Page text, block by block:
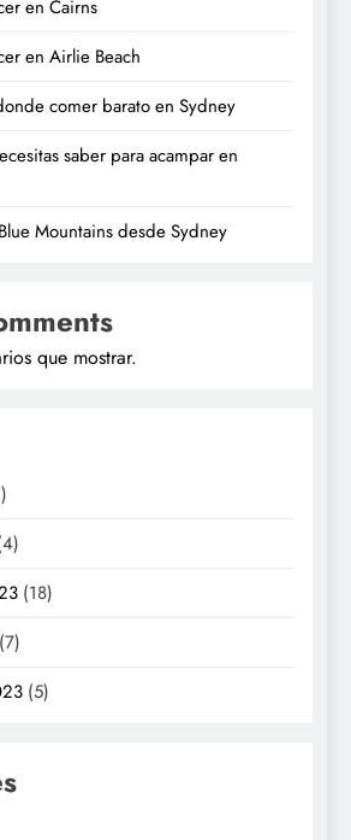
en Cairns
en Airlie Beach
comer barato en Sydney
saber para acampar en
Mountains desde Sydney
que mostrar.
(18)
(7)
(5)